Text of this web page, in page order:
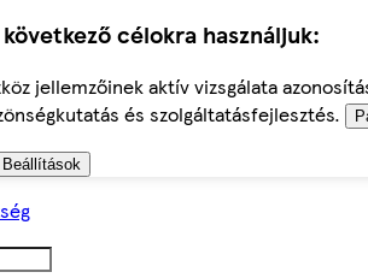
célokra használjuk:
jellemzőinek aktív vizsgálata
és szolgáltatásfejlesztés.
Beállítások